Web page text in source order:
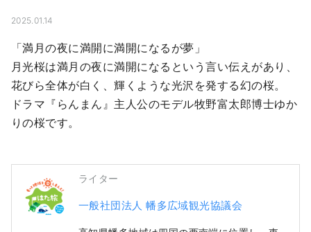
2025.01.14
「満月の夜に満開に満開になるが夢」
月光桜は満月の夜に満開になるという言い伝えがあり、
花びら全体が白く、輝くような光沢を発する幻の桜。
ドラマ『らんまん』主人公のモデル牧野富太郎博士ゆか
りの桜です。
ライター
一般社団法人 幡多広域観光協議会